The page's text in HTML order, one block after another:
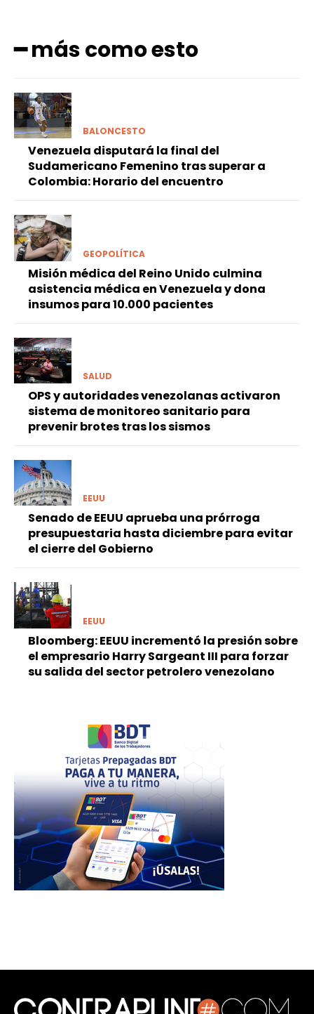
━ más como esto
BALONCESTO
Venezuela disputará la final del
Sudamericano Femenino tras superar a
Colombia: Horario del encuentro
GEOPOLÍTICA
Misión médica del Reino Unido culmina
asistencia médica en Venezuela y dona
insumos para 10.000 pacientes
SALUD
OPS y autoridades venezolanas activaron
sistema de monitoreo sanitario para
prevenir brotes tras los sismos
EEUU
Senado de EEUU aprueba una prórroga
presupuestaria hasta diciembre para evitar
el cierre del Gobierno
EEUU
Bloomberg: EEUU incrementó la presión sobre
el empresario Harry Sargeant III para forzar
su salida del sector petrolero venezolano